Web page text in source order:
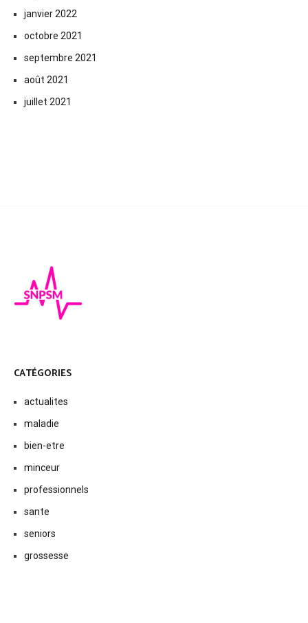
janvier 2022
octobre 2021
septembre 2021
août 2021
juillet 2021
CATÉGORIES
actualites
maladie
bien-etre
minceur
professionnels
sante
seniors
grossesse